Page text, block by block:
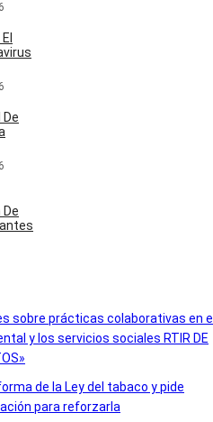
sobre prácticas colaborativas en
y los servicios sociales RTIR DE
de la Ley del tabaco y pide
para reforzarla